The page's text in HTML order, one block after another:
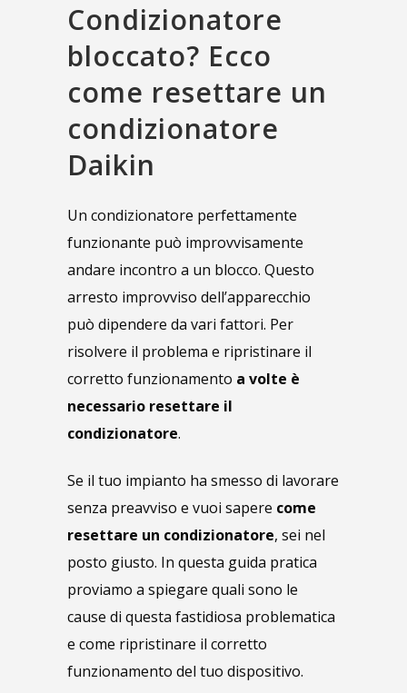
Condizionatore
bloccato? Ecco
come resettare un
condizionatore
Daikin
Un condizionatore perfettamente
funzionante può improvvisamente
andare incontro a un blocco. Questo
arresto improvviso dell’apparecchio
può dipendere da vari fattori. Per
risolvere il problema e ripristinare il
corretto funzionamento a volte è
necessario resettare il
condizionatore.
Se il tuo impianto ha smesso di lavorare
senza preavviso e vuoi sapere come
resettare un condizionatore, sei nel
posto giusto. In questa guida pratica
proviamo a spiegare quali sono le
cause di questa fastidiosa problematica
e come ripristinare il corretto
funzionamento del tuo dispositivo.